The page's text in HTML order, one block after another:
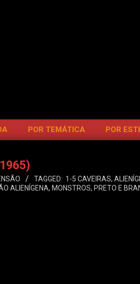
POR TEMÁTICA POR
TAGGED: 1-5 CAVEIRAS,
ALIENÍGENA, MONSTROS, PRETO E